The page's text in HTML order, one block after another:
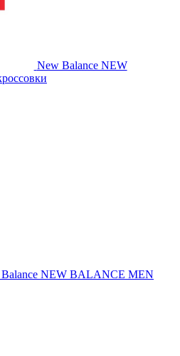
New Balance NEW
NEW BALANCE MEN